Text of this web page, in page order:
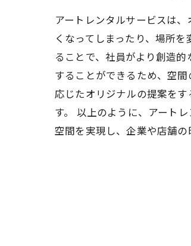
アートレンタルサービスは
くなってしまったり、場所
ることで、社員がより創造
することができるため、空
応じたオリジナルの提案を
す。 以上のように、アート
空間を実現し、企業や店舗の